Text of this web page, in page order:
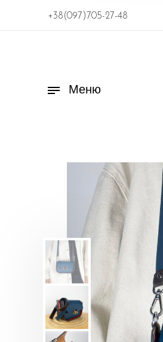
+38(097)705-27-48
Меню